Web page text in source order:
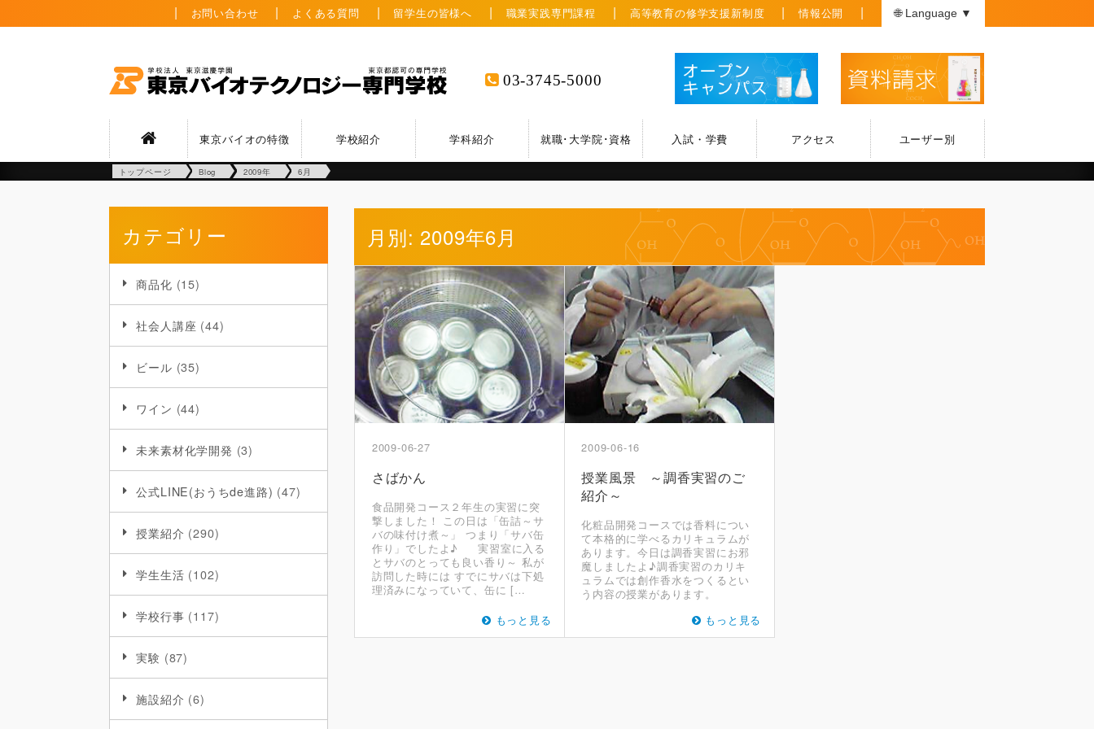
お問い合わせ よくある質問 留学生の皆様へ 職業実践専門課程 高等教育の修学支援新制度 情報公開 🌐 Language ▼
03-3745-5000
東京バイオの特徴 学校紹介 学科紹介 就職･大学院･資格 入試・学費 アクセス ユーザー別
トップページ Blog 2009年 6月
カテゴリー
商品化 (15)
社会人講座 (44)
ビール (35)
ワイン (44)
未来素材化学開発 (3)
公式LINE(おうちde進路) (47)
授業紹介 (290)
学生生活 (102)
学校行事 (117)
実験 (87)
施設紹介 (6)
月別: 2009年6月
2009-06-27
さばかん
食品開発コース２年生の実習に突
撃しました！ この日は「缶詰～サ
バの味付け煮～」 つまり「サバ缶
作り」でしたよ♪ 実習室に入る
とサバのとっても良い香り～ 私が
訪問した時には すでにサバは下処
理済みになっていて、缶に […
もっと見る
2009-06-16
授業風景 ～調香実習のご
紹介～
化粧品開発コースでは香料につい
て本格的に学べるカリキュラムが
あります。今日は調香実習にお邪
魔しましたよ♪調香実習のカリキ
ュラムでは創作香水をつくるとい
う内容の授業があります。
もっと見る